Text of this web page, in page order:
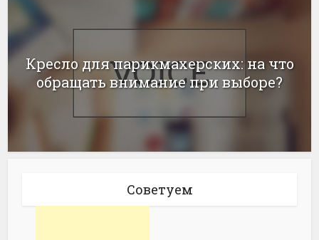
Кресло для парикмахерских: на что
обращать внимание при выборе?
Советуем